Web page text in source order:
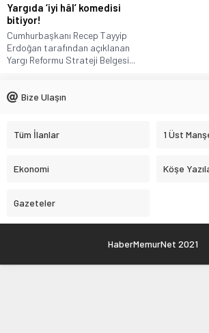
Yargıda ‘iyi hâl’ komedisi
bitiyor!
Cumhurbaşkanı Recep Tayyip
Erdoğan tarafından açıklanan
Yargı Reformu Strateji Belgesi...
Bize Ulaşın
Tüm İlanlar 1 Üst
Ekonomi Köşe
Gazeteler
HaberMemurNet 2021